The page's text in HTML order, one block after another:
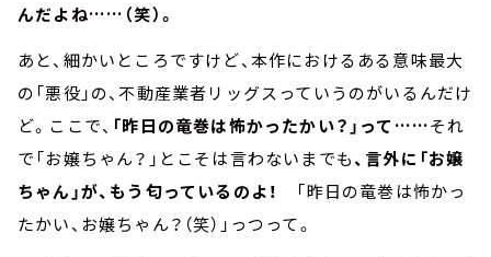
んだよね……（笑）。
あと、細かいところですけど、本作におけるある意味最大
の「悪役」の、不動産業者リッグスっていうのがいるんだけ
ど。ここで、 「昨日の竜巻は怖かったかい？」って……それ
で「お嬢ちゃん？」とこそは言わないまでも、言外に「お嬢
ちゃん」が、もう匂っているのよ！
「昨日の竜巻は怖かっ
たかい、お嬢ちゃん？（笑）」っつって。